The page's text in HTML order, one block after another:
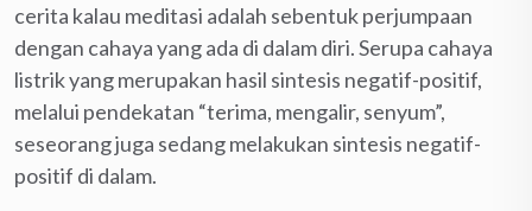
cerita kalau meditasi adalah sebentuk perjumpaan
dengan cahaya yang ada di dalam diri. Serupa cahaya
listrik yang merupakan hasil sintesis negatif-positif,
melalui pendekatan “terima, mengalir, senyum”,
seseorang juga sedang melakukan sintesis negatif-
positif di dalam.